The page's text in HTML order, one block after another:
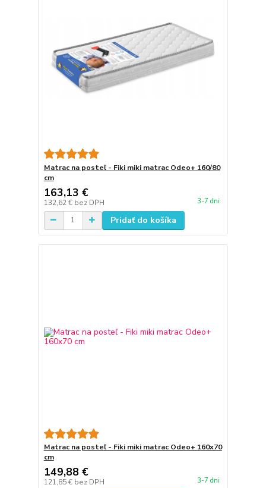
Matrac na posteľ - Fiki miki matrac Odeo+ 160/80
cm
163,13 €
132,62 € bez DPH 3-7 dni
Pridať do košíka
Matrac na posteľ - Fiki miki matrac Odeo+ 160x70
cm
149,88 €
121,85 € bez DPH 3-7 dni